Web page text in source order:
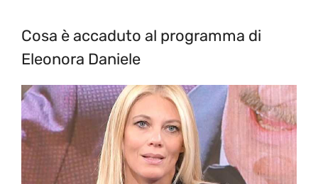
Cosa è accaduto al programma di
Eleonora Daniele